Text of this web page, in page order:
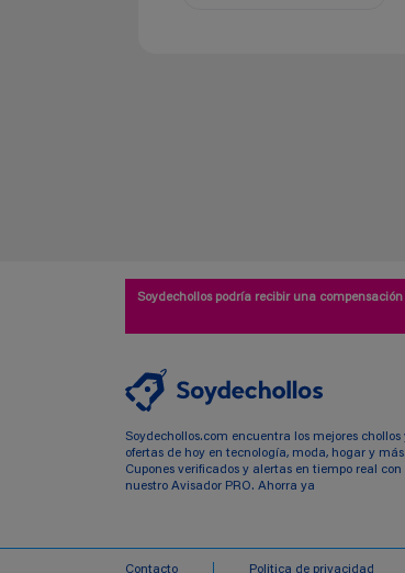
Soydechollos podría recibir una
Soydechollos.com encuentra los mejores chollos
ofertas de hoy en tecnología, moda, hogar y más.
Cupones verificados y alertas en tiempo real con
nuestro Avisador PRO. Ahorra ya
Contacto Politica de privacidad